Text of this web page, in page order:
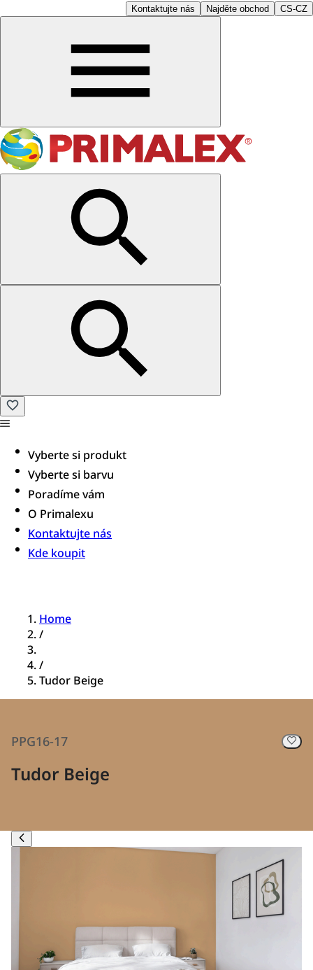
Kontaktujte nás Najděte obchod CS-CZ
Vyberte si produkt
Vyberte si barvu
Poradíme vám​
O Primalexu
Kontaktujte nás
Kde koupit
Home
/
/
Tudor Beige
PPG16-17
Tudor Beige